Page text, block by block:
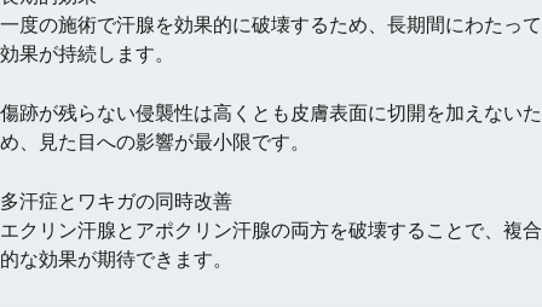
一度の施術で汗腺を効果的に破壊するため、長期間にわたって
効果が持続します。
傷跡が残らない侵襲性は高くとも皮膚表面に切開を加えないた
め、見た目への影響が最小限です。
多汗症とワキガの同時改善
エクリン汗腺とアポクリン汗腺の両方を破壊することで、複合
的な効果が期待できます。